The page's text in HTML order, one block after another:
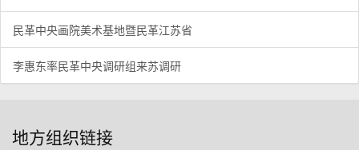
民革中央画院美术基地暨民革江苏省
李惠东率民革中央调研组来苏调研
地方组织链接